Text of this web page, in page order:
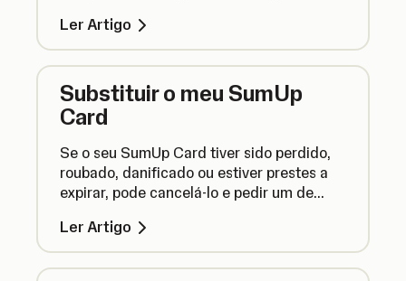
Ler Artigo
Substituir o meu SumUp
Card
Se o seu SumUp Card tiver sido perdido,
roubado, danificado ou estiver prestes a
expirar, pode cancelá-lo e pedir um de
Ler Artigo